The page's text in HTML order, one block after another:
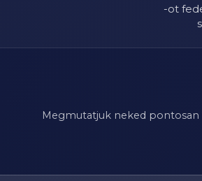
-ot
Megmutatjuk neked pontosan